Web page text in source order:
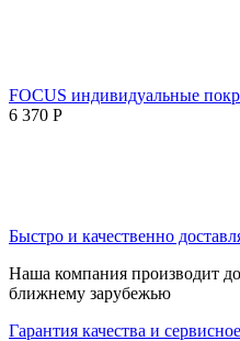
FOCUS индивидуальные
6 370 Р
Быстро и качественно
Наша компания производит
ближнему зарубежью
Гарантия качества и